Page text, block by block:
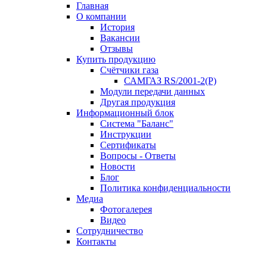
Главная
О компании
История
Вакансии
Отзывы
Купить продукцию
Счётчики газа
САМГАЗ RS/2001-2(Р)
Модули передачи данных
Другая продукция
Информационный блок
Система "Баланс"
Инструкции
Cертификаты
Вопросы - Ответы
Новости
Блог
Политика конфиденциальности
Медиа
Фотогалерея
Видео
Сотрудничество
Контакты